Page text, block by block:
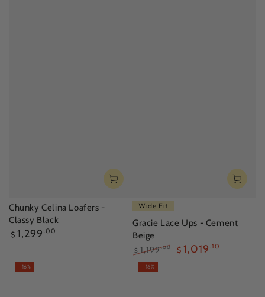
Chunky Celina Loafers -
Classy Black
正
格
$ 1,299 .00
Wide Fit
Gracie Lace Ups - Cement
Beige
正
常
$ 1,199.00 $ 1,019 .10
–16% –16%